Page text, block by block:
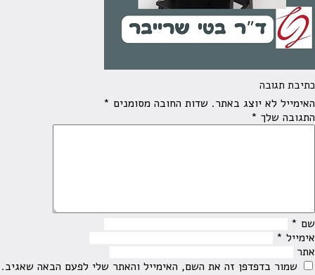
כתיבת תגובה
האימייל לא יוצג באתר. שדות החובה מסומנים *
התגובה שלך *
שם *
אימייל *
אתר
שמור בדפדפן זה את השם, האימייל והאתר שלי לפעם הבאה שאגיב.